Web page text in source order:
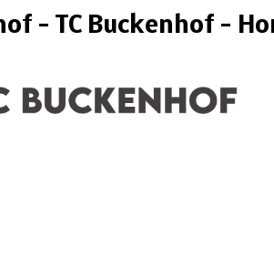
- TC Buckenhof -